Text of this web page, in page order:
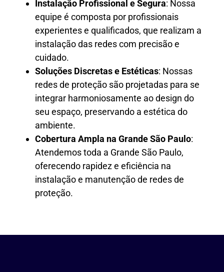
Instalação Profissional e Segura: Nossa
equipe é composta por profissionais
experientes e qualificados, que realizam a
instalação das redes com precisão e
cuidado.
Soluções Discretas e Estéticas: Nossas
redes de proteção são projetadas para se
integrar harmoniosamente ao design do
seu espaço, preservando a estética do
ambiente.
Cobertura Ampla na Grande São Paulo:
Atendemos toda a Grande São Paulo,
oferecendo rapidez e eficiência na
instalação e manutenção de redes de
proteção.